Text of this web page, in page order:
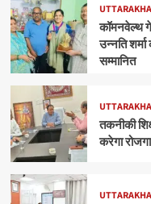
कॉमनवेल्थ
उन्नति
सम्मानित
तकनीकी
करेगा